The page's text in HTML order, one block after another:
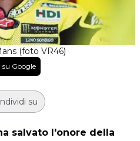
(foto VR46)
Google
su
salvato l'onore della